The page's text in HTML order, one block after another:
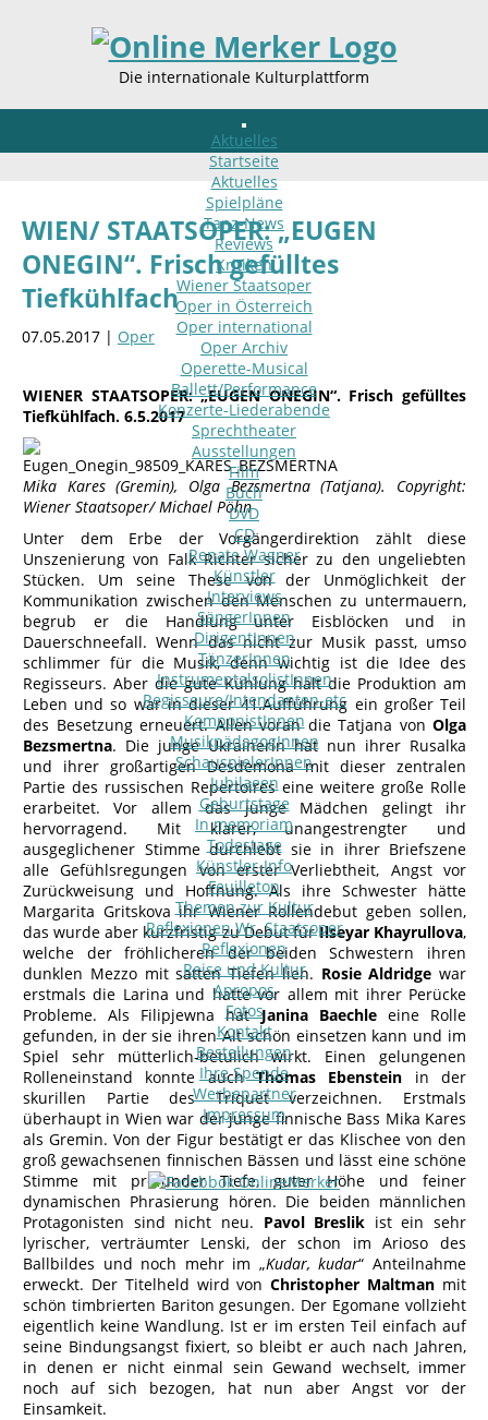
Die internationale Kulturplattform
Aktuelles
Startseite
Aktuelles
Spielpläne
Tanz-News
Reviews
Kritiken
Wiener Staatsoper
Oper in Österreich
Oper international
Oper Archiv
Operette-Musical
Ballett/Performance
Konzerte-Liederabende
Sprechtheater
Ausstellungen
Film
Buch
DVD
CD
Renate Wagner
Künstler
Interviews
SängerInnen
DirigentInnen
TänzerInnen
InstrumentalsolistInnen
Regisseure/Intendanten-etc
KomponistInnen
MusikpädagogInnen
SchauspielerInnen
Jubilaeen
Geburtstage
In memoriam
Todestage
Künstler-Info
Feuilleton
Themen zur Kultur
Reflexionen Wr. Staatsoper
Reflexionen
Reise und Kultur
Apropos
Fotos
Kontakt
Bestellungen
Ihre Spende
Werbepartner
Impressum
WIEN/ STAATSOPER: „EUGEN
ONEGIN“. Frisch gefülltes
Tiefkühlfach
07.05.2017 | Oper
WIENER STAATSOPER: „EUGEN ONEGIN“. Frisch gefülltes
Tiefkühlfach. 6.5.2017
Mika Kares (Gremin), Olga Bezsmertna (Tatjana). Copyright:
Wiener Staatsoper/ Michael Pöhn
Unter dem Erbe der Vorgängerdirektion zählt diese
Unszenierung von Falk Richter sicher zu den ungeliebten
Stücken. Um seine These von der Unmöglichkeit der
Kommunikation zwischen den Menschen zu untermauern,
begrub er die Handlung unter Eisblöcken und in
Dauerschneefall. Wenn das nicht zur Musik passt, umso
schlimmer für die Musik, denn wichtig ist die Idee des
Regisseurs. Aber die gute Kühlung hält die Produktion am
Leben und so war in dieser 41.Aufführung ein großer Teil
des Besetzung erneuert. Allen voran die Tatjana von Olga
Bezsmertna. Die junge Ukrainerin hat nun ihrer Rusalka
und ihrer großartigen Desdemona mit dieser zentralen
Partie des russischen Repertoires eine weitere große Rolle
erarbeitet. Vor allem das junge Mädchen gelingt ihr
hervorragend. Mit klarer, unangestrengter und
ausgeglichener Stimme durchlebt sie in ihrer Briefszene
alle Gefühlsregungen von erster Verliebtheit, Angst vor
Zurückweisung und Hoffnung. Als ihre Schwester hätte
Margarita Gritskova ihr Wiener Rollendebut geben sollen,
das wurde aber kurzfristig zu Debut fürIlseyar Khayrullova,
welche der fröhlicheren der beiden Schwestern ihren
dunklen Mezzo mit satten Tiefen lieh. Rosie Aldridge war
erstmals die Larina und hatte vor allem mit ihrer Perücke
Probleme. Als Filipjewna hatJanina Baechleeine Rolle
gefunden, in der sie ihren Alt schön einsetzen kann und im
Spiel sehr mütterlich-betulich wirkt. Einen gelungenen
Rolleneinstand konnte auchThomas Ebenstein in der
skurillen Partie des Triquet verzeichnen. Erstmals
überhaupt in Wien war der junge finnische Bass Mika Kares
als Gremin. Von der Figur bestätigt er das Klischee von den
groß gewachsenen finnischen Bässen und lässt eine schöne
Stimme mit profunder Tiefe, guter Höhe und feiner
dynamischen Phrasierung hören. Die beiden männlichen
Protagonisten sind nicht neu. Pavol Breslik ist ein sehr
lyrischer, verträumter Lenski, der schon im Arioso des
Ballbildes und noch mehr im „Kudar, kudar“ Anteilnahme
erweckt. Der Titelheld wird vonChristopher Maltman mit
schön timbrierten Bariton gesungen. Der Egomane vollzieht
eigentlich keine Wandlung. Ist er im ersten Teil einfach auf
seine Bindungsangst fixiert, so bleibt er auch nach Jahren,
in denen er nicht einmal sein Gewand wechselt, immer
noch auf sich bezogen, hat nun aber Angst vor der
Einsamkeit.